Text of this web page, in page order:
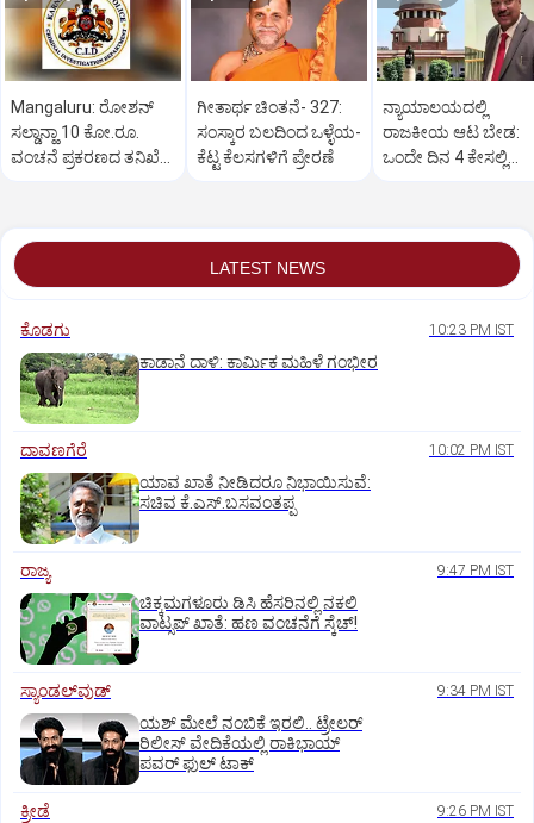
Mangaluru: ರೋಶನ್‌
ಸಲ್ಡಾನ್ಹಾ 10 ಕೋ.ರೂ.
ವಂಚನೆ ಪ್ರಕರಣದ ತನಿಖೆ
ಗೀತಾರ್ಥ ಚಿಂತನೆ- 327:
ಸಂಸ್ಕಾರ ಬಲದಿಂದ ಒಳ್ಳೆಯ-
ಕೆಟ್ಟ ಕೆಲಸಗಳಿಗೆ ಪ್ರೇರಣೆ
ನ್ಯಾಯಾಲಯದಲ್ಲಿ
ರಾಜಕೀಯ ಆಟ ಬೇಡ:
ಒಂದೇ ದಿನ 4 ಕೇಸಲ್ಲಿ
LATEST NEWS
ಕೊಡಗು 10:23 PM IST
ಕಾಡಾನೆ ದಾಳಿ: ಕಾರ್ಮಿಕ ಮಹಿಳೆ ಗಂಭೀರ
ದಾವಣಗೆರೆ 10:02 PM IST
ಯಾವ ಖಾತೆ ನೀಡಿದರೂ ನಿಭಾಯಿಸುವೆ:
ಸಚಿವ ಕೆ.ಎಸ್.ಬಸವಂತಪ್ಪ
ರಾಜ್ಯ 9:47 PM IST
ಚಿಕ್ಕಮಗಳೂರು ಡಿಸಿ ಹೆಸರಿನಲ್ಲಿ ನಕಲಿ
ವಾಟ್ಸಪ್ ಖಾತೆ: ಹಣ ವಂಚನೆಗೆ ಸ್ಕೆಚ್!
ಸ್ಯಾಂಡಲ್‌ವುಡ್‌ 9:34 PM IST
ಯಶ್‌ ಮೇಲೆ ನಂಬಿಕೆ ಇರಲಿ.. ಟ್ರೇಲರ್‌
ರಿಲೀಸ್‌ ವೇದಿಕೆಯಲ್ಲಿ ರಾಕಿಭಾಯ್‌
ಪವರ್‌ ಫುಲ್‌ ಟಾಕ್
ಕ್ರೀಡೆ 9:26 PM IST